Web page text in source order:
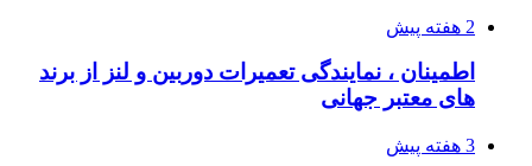
2 هفته پیش
اطمینان ، نمایندگی تعمیرات دوربین و لنز از برند
های معتبر جهانی
3 هفته پیش